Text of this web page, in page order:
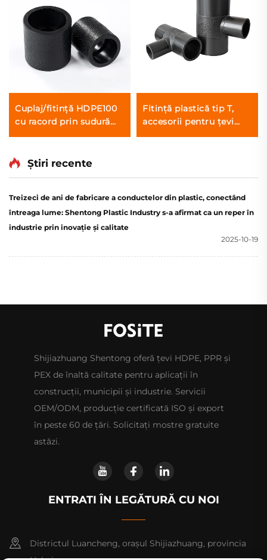
Cuplaj/fitință HDPE100
cu racord prin sudură
termică
Fitință plastică tip T,
accesorii pentru țevi
HDPE, tees reducătoare,
Știri recente
Treizeci de ani de fabricare a conductelor din plastic, conectând
întreaga lume: Shentong Plastic Industry s-a afirmat ca un reper în
industrie prin inovație și calitate
2025-10-19
Shijiazhuang Shentong oferă țevi HDPE, PPR și
PEX de înaltă calitate pentru aplicații în
construcții, municipii și industrie. Servicii
OEM/ODM, producție certificată ISO și export
în peste 60 de țări. Solicitați mostre gratuite
astăzi.
ENTRATI ÎN LEGĂTURĂ CU NOI
Districtul Luancheng, orașul Shijiazhuang, provincia